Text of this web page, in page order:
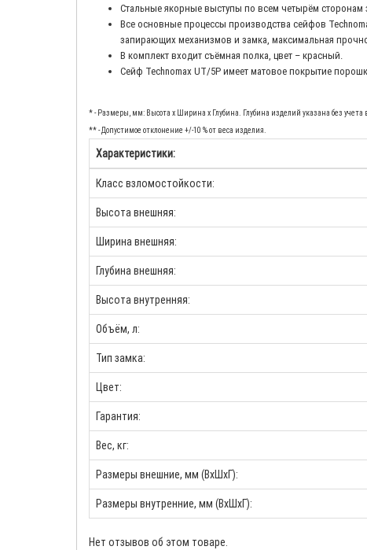
Стальные якорные выступы по всем четырём
Все основные процессы производства сейфов
запирающих механизмов и замка, максимальная
В комплект входит съёмная полка, цвет – красный.
Сейф Technomax UT/5P имеет матовое покрытие
* - Размеры, мм: Высота x Ширина x Глубина. Глубина изделий указана без
** - Допустимое отклонение +/-10 % от веса изделия.
Характеристики:
Класс взломостойкости:
Высота внешняя:
Ширина внешняя:
Глубина внешняя:
Высота внутренняя:
Объём, л:
Тип замка:
Цвет:
Гарантия:
Вес, кг:
Размеры внешние, мм (ВхШхГ):
Размеры внутренние, мм (ВхШхГ):
Нет отзывов об этом товаре.